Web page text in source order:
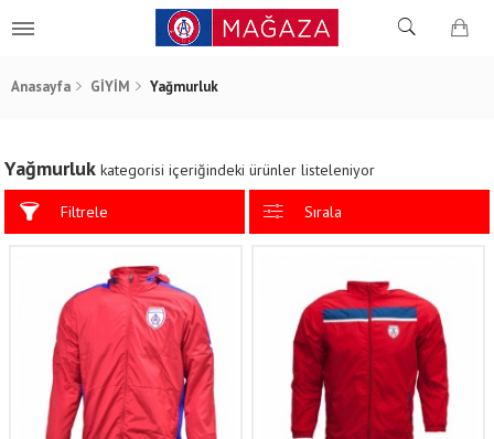
Anasayfa GİYİM Yağmurluk
Yağmurluk kategorisi içeriğindeki ürünler listeleniyor
Filtrele Sırala